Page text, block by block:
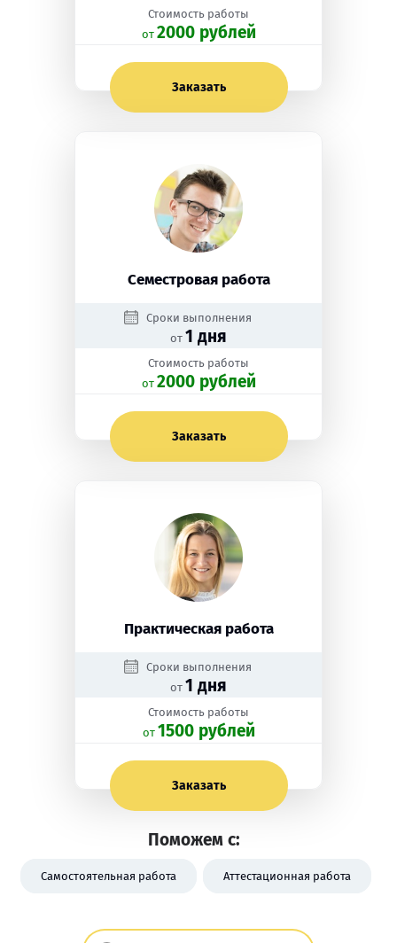
Стоимость работы
oт 2000 рублей
Заказать
Семестровая работа
Сроки выполнения
от 1 дня
Стоимость работы
oт 2000 рублей
Заказать
Практическая работа
Сроки выполнения
от 1 дня
Стоимость работы
oт 1500 рублей
Заказать
Поможем с:
Самостоятельная работа Аттестационная работа